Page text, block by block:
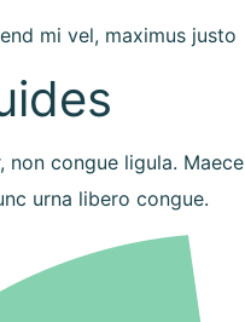
mi vel, maximus justo
non congue ligula.
urna libero congue.